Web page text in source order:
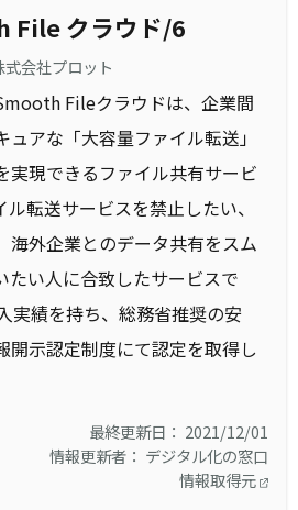
File クラウド/6
式会社プロット
Fileクラウドは、企業間
アな「大容量ファイル転送」
実現できるファイル共有サービ
転送サービスを禁止したい、
海外企業とのデータ共有をスム
たい人に合致したサービスで
実績を持ち、総務省推奨の安
開示認定制度にて認定を取得し
最終更新日： 2021/12/01
情報更新者： デジタル化の窓口
情報取得元